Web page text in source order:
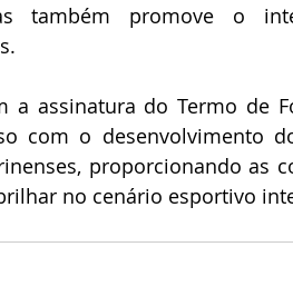
também promove o
com o desenvolvimento
proporcionando as
no cenário esportivo